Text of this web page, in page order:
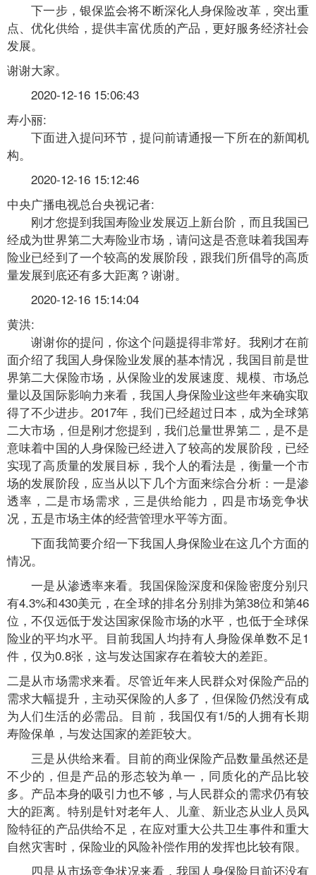
下一步，银保监会将不断深化人身保险改革，突出重
点、优化供给，提供丰富优质的产品，更好服务经济社会
发展。
谢谢大家。
2020-12-16 15:06:43
寿小丽:
下面进入提问环节，提问前请通报一下所在的新闻机
构。
2020-12-16 15:12:46
中央广播电视总台央视记者:
刚才您提到我国寿险业发展迈上新台阶，而且我国已
经成为世界第二大寿险业市场，请问这是否意味着我国寿
险业已经到了一个较高的发展阶段，跟我们所倡导的高质
量发展到底还有多大距离？谢谢。
2020-12-16 15:14:04
黄洪:
谢谢你的提问，你这个问题提得非常好。我刚才在前
面介绍了我国人身保险业发展的基本情况，我国目前是世
界第二大保险市场，从保险业的发展速度、规模、市场总
量以及国际影响力来看，我国人身保险业这些年来确实取
得了不少进步。2017年，我们已经超过日本，成为全球第
二大市场，但是刚才您提到，我们总量世界第二，是不是
意味着中国的人身保险已经进入了较高的发展阶段，已经
实现了高质量的发展目标，我个人的看法是，衡量一个市
场的发展阶段，应当从以下几个方面来综合分析：一是渗
透率，二是市场需求，三是供给能力，四是市场竞争状
况，五是市场主体的经营管理水平等方面。
下面我简要介绍一下我国人身保险业在这几个方面的
情况。
一是从渗透率来看。我国保险深度和保险密度分别只
有4.3%和430美元，在全球的排名分别排为第38位和第46
位，不仅远低于发达国家保险市场的水平，也低于全球保
险业的平均水平。目前我国人均持有人身险保单数不足1
件，仅为0.8张，这与发达国家存在着较大的差距。
二是从市场需求来看。尽管近年来人民群众对保险产品的
需求大幅提升，主动买保险的人多了，但保险仍然没有成
为人们生活的必需品。目前，我国仅有1/5的人拥有长期
寿险保单，与发达国家的差距较大。
三是从供给来看。目前的商业保险产品数量虽然还是
不少的，但是产品的形态较为单一，同质化的产品比较
多。产品本身的吸引力也不够，与人民群众的需求仍有较
大的距离。特别是针对老年人、儿童、新业态从业人员风
险特征的产品供给不足，在应对重大公共卫生事件和重大
自然灾害时，保险业的风险补偿作用的发挥也比较有限。
四是从市场竞争状况来看，我国人身保险目前还没有